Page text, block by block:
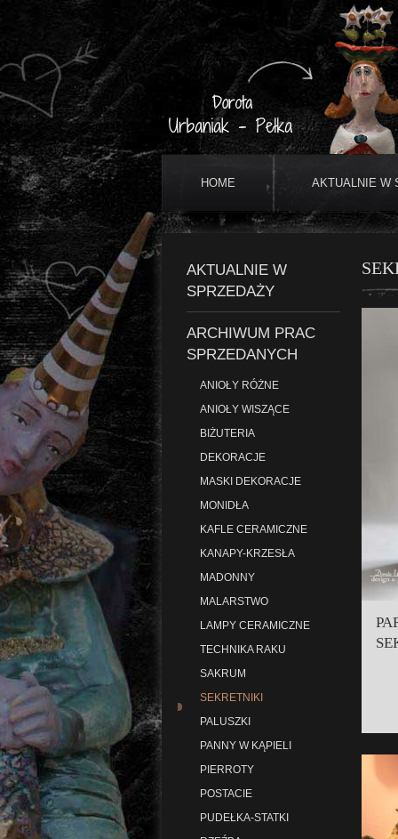
HOME AKTUALNIE W
AKTUALNIE W
SPRZEDAŻY
ARCHIWUM PRAC
SPRZEDANYCH
ANIOŁY RÓŻNE
ANIOŁY WISZĄCE
BIŻUTERIA
DEKORACJE
MASKI DEKORACJE
MONIDŁA
KAFLE CERAMICZNE
KANAPY-KRZESŁA
MADONNY
MALARSTWO
LAMPY CERAMICZNE
TECHNIKA RAKU
SAKRUM
SEKRETNIKI
PALUSZKI
PANNY W KĄPIELI
PIERROTY
POSTACIE
PUDEŁKA-STATKI